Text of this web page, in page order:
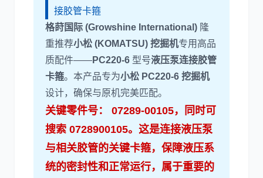
山猫 上柴
潍柴 川崎
接胶管卡箍
格莳国际 (Growshine International) 隆
重推荐小松 (KOMATSU) 挖掘机专用高品
质配件——PC220-6 型号液压泵连接胶管
卡箍。本产品专为小松 PC220-6 挖掘机
设计，确保与原机完美匹配。
关键零件号： 07289-00105，同时可
搜索 0728900105。这是连接液压泵
与相关胶管的关键卡箍，保障液压系
统的密封性和正常运行，属于重要的